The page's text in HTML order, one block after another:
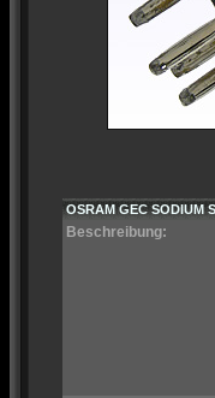
OSRAM GEC SODIUM
Beschreibung: